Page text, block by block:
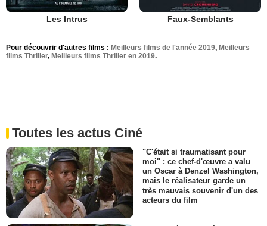
Les Intrus Faux-Semblants
Pour découvrir d'autres films : Meilleurs films de l'année 2019, Meilleurs
films Thriller, Meilleurs films Thriller en 2019.
Toutes les actus Ciné
"C'était si traumatisant pour
moi" : ce chef-d'œuvre a valu
un Oscar à Denzel Washington,
mais le réalisateur garde un
très mauvais souvenir d'un des
acteurs du film